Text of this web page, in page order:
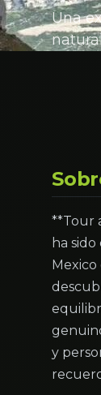
Una
**Tour
ha
y